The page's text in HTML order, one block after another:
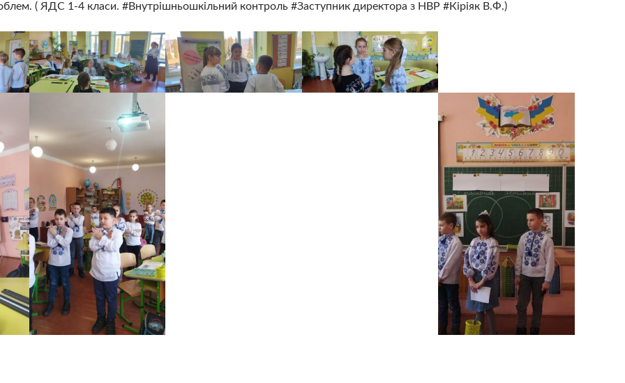
( ЯДС 1-4 класи. #Внутрішньошкільний контроль #Заступник директора з НВР #Кіріяк В.Ф.)